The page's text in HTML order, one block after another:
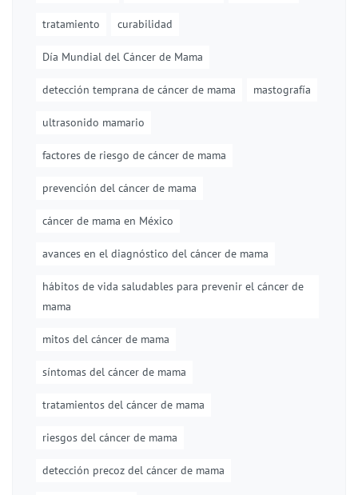
tratamiento curabilidad
Día Mundial del Cáncer de Mama
detección temprana de cáncer de mama mastografía
ultrasonido mamario
factores de riesgo de cáncer de mama
prevención del cáncer de mama
cáncer de mama en México
avances en el diagnóstico del cáncer de mama
hábitos de vida saludables para prevenir el cáncer de
mama
mitos del cáncer de mama
síntomas del cáncer de mama
tratamientos del cáncer de mama
riesgos del cáncer de mama
detección precoz del cáncer de mama